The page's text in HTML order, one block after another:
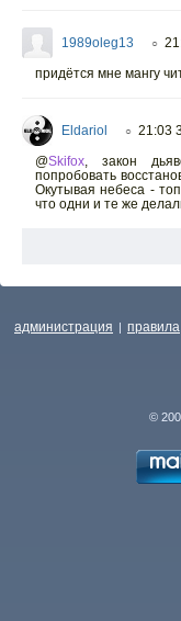
1989oleg13 ○
придётся мне мангу
Eldariol ○ 21:03
@Skifox, закон
попробовать
Окутывая небеса -
что одни и те же
администрация | правила
©